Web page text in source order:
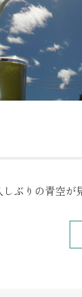
ぶりの青空が